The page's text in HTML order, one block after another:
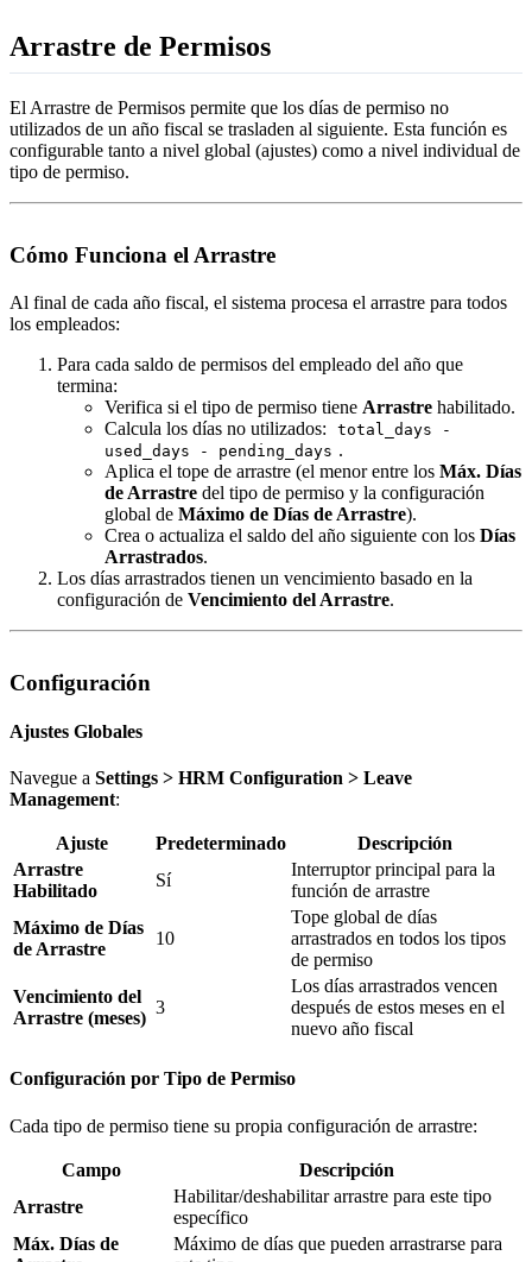
Arrastre de Permisos
El Arrastre de Permisos permite que los días de permiso no
utilizados de un año fiscal se trasladen al siguiente. Esta función es
configurable tanto a nivel global (ajustes) como a nivel individual de
tipo de permiso.
Cómo Funciona el Arrastre
Al final de cada año fiscal, el sistema procesa el arrastre para todos
los empleados:
Para cada saldo de permisos del empleado del año que
termina:
Verifica si el tipo de permiso tiene Arrastre habilitado.
Calcula los días no utilizados:
total_days -
used_days - pending_days .
Aplica el tope de arrastre (el menor entre los Máx. Días
de Arrastre del tipo de permiso y la configuración
global de Máximo de Días de Arrastre).
Crea o actualiza el saldo del año siguiente con los Días
Arrastrados.
Los días arrastrados tienen un vencimiento basado en la
configuración de Vencimiento del Arrastre.
Configuración
Ajustes Globales
Navegue a Settings > HRM Configuration > Leave
Management:
Ajuste Predeterminado
Descripción
Arrastre
Habilitado
Sí
Interruptor principal para la
función de arrastre
Máximo de Días
de Arrastre
10
Tope global de días
arrastrados en todos los tipos
de permiso
Vencimiento del
Arrastre (meses)
3
Los días arrastrados vencen
después de estos meses en el
nuevo año fiscal
Configuración por Tipo de Permiso
Cada tipo de permiso tiene su propia configuración de arrastre:
Campo
Descripción
Arrastre
Habilitar/deshabilitar arrastre para este tipo
específico
Máx. Días de
Máximo de días que pueden arrastrarse para